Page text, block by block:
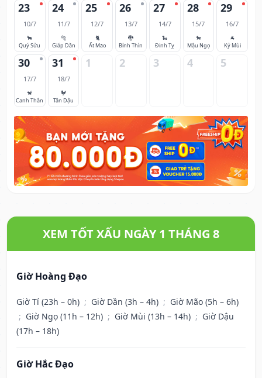
23
10/7
🐂
Quý Sửu
24
11/7
🐅
Giáp Dần
25
12/7
🐈
Ất Mão
26
13/7
🐉
Bính Thìn
27
14/7
🐍
Đinh Tỵ
28
15/7
🐎
Mậu Ngọ
29
16/7
🐐
Kỷ Mùi
30
17/7
🐒
Canh Thân
31
18/7
🐓
Tân Dậu
1 2 3 4 5
XEM TỐT XẤU NGÀY 1 THÁNG 8
Giờ Hoàng Đạo
Giờ Tí (23h – 0h) ; Giờ Dần (3h – 4h) ; Giờ Mão (5h – 6h)
; Giờ Ngọ (11h – 12h) ; Giờ Mùi (13h – 14h) ; Giờ Dậu
(17h – 18h)
Giờ Hắc Đạo